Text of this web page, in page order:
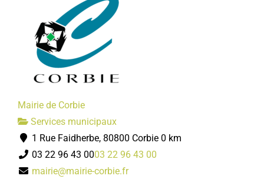
Mairie de Corbie
Services municipaux
1 Rue Faidherbe, 80800 Corbie 0 km
03 22 96 43 0003 22 96 43 00
mairie@mairie-corbie.fr